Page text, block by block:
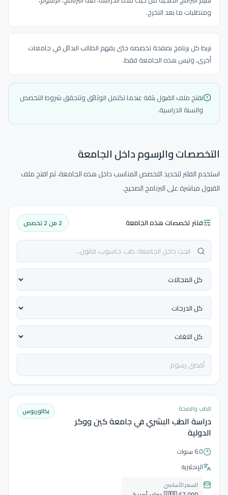
ومتطلبات ما بعد التخرج.
نربط كل برنامج بصفحة تخصصه حتى يفهم الطالب البدائل في جامعات
أخرى، وليس هذه الجامعة فقط.
نفتح ملف القبول بثقة عندما تكتمل الوثائق وتتحقق شروط التخصص
والسنة الدراسية.
التخصصات والرسوم داخل الجامعة
استخدم الفلتر لتحديد التخصص المناسب داخل هذه الجامعة، ثم افتح ملف
القبول مباشرة على البرنامج الصحيح.
فلتر تخصصات هذه الجامعة 2 من 2 تخصص
الطب والصحة
دراسة الطب البشري في جامعة كين ووكر
الدولية
بكالوريوس
6.0 سنوات
الإنجليزية
السعر الأساسي